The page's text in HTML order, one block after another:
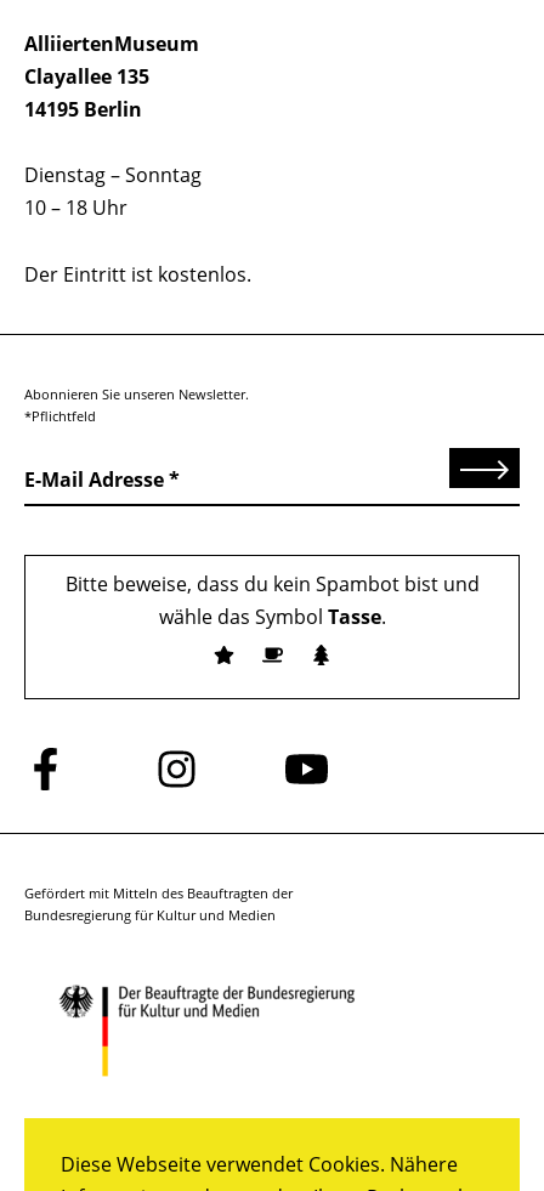
Diese Webseite verwendet Cookies. Nähere
AlliiertenMuseum
Clayallee 135
14195 Berlin
Dienstag – Sonntag
10 – 18 Uhr
Der Eintritt ist kostenlos.
Abonnieren Sie unseren Newsletter.
*Pflichtfeld
E-Mail Adresse Senden
Bitte beweise, dass du kein Spambot bist und
wähle das Symbol Tasse.
Folge
uns
auf
Folge
uns
auf
Folge
auf
Gefördert mit Mitteln des Beauftragten der
Bundesregierung für Kultur und Medien